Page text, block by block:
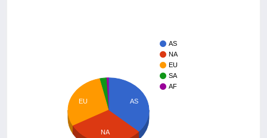
AS
NA
EU
SA
AF
AS
EU
NA